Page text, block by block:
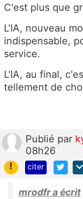
C'est plus que
L'IA, nouveau
indispensable,
service.
L'IA, au final,
tellement de
Publié par
08h26
!
citer
mrodfr a écrit